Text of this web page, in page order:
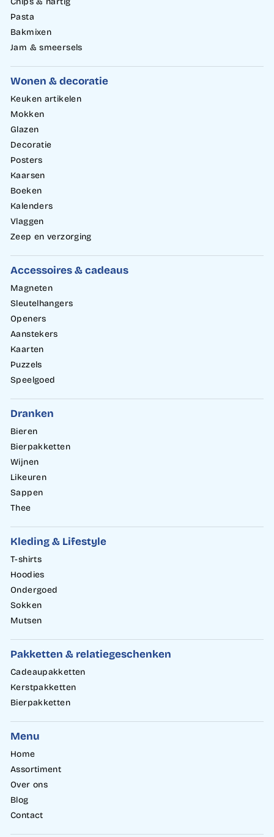
Pasta
Bakmixen
Jam & smeersels
Wonen & decoratie
Keuken artikelen
Mokken
Glazen
Decoratie
Posters
Kaarsen
Boeken
Kalenders
Vlaggen
Zeep en verzorging
Accessoires & cadeaus
Magneten
Sleutelhangers
Openers
Aanstekers
Kaarten
Puzzels
Speelgoed
Dranken
Bieren
Bierpakketten
Wijnen
Likeuren
Sappen
Thee
Kleding & Lifestyle
T-shirts
Hoodies
Ondergoed
Sokken
Mutsen
Pakketten & relatiegeschenken
Cadeaupakketten
Kerstpakketten
Bierpakketten
Menu
Home
Assortiment
Over ons
Blog
Contact